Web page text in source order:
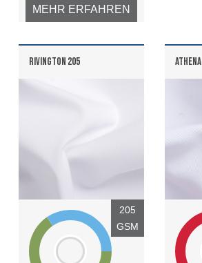
MEHR ERFAHREN
RIVINGTON 205
205
GSM
ATHENA